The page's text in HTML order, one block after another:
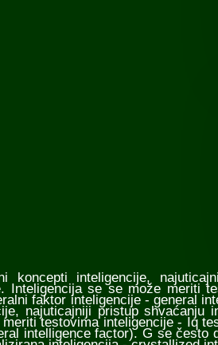
inteligencije,
Inteligencija se se može meriti
faktor inteligencije - general
najuticajniji pristup
meriti testovima inteligencije - Iq
intelligence factor). G se